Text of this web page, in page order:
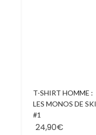
T-SHIRT HOMME :
LES MONOS DE SKI
#1
24,90€